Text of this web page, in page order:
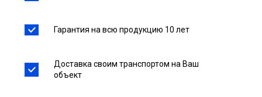
Гарантия на всю продукцию 10 лет
Доставка своим транспортом на Ваш
объект